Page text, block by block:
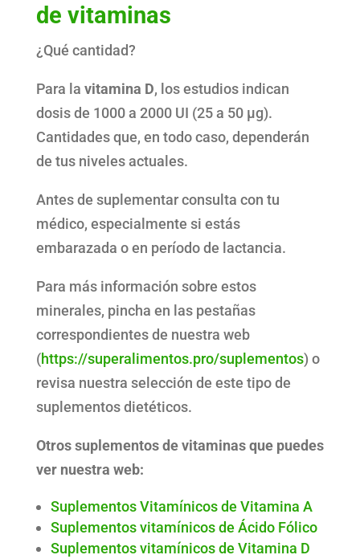
de vitaminas
¿Qué cantidad?
Para la vitamina D, los estudios indican
dosis de 1000 a 2000 UI (25 a 50 µg).
Cantidades que, en todo caso, dependerán
de tus niveles actuales.
Antes de suplementar consulta con tu
médico, especialmente si estás
embarazada o en período de lactancia.
Para más información sobre estos
minerales, pincha en las pestañas
correspondientes de nuestra web
(https://superalimentos.pro/suplementos) o
revisa nuestra selección de este tipo de
suplementos dietéticos.
Otros suplementos de vitaminas que puedes
ver nuestra web:
Suplementos Vitamínicos de Vitamina A
Suplementos vitamínicos de Ácido Fólico
Suplementos vitamínicos de Vitamina D